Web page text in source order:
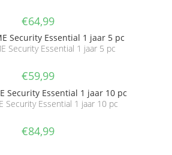
€64,99
Security Essential 1 jaar 5 pc
€59,99
Security Essential 1 jaar 10 pc
€84,99